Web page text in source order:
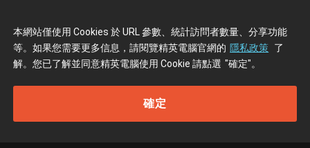
本網站僅使用 Cookies 於 URL 參數、統計訪問者數量、分享功能
等。如果您需要更多信息，請閱覽精英電腦官網的 隱私政策 了
解。您已了解並同意精英電腦使用 Cookie 請點選 "確定"。
確定